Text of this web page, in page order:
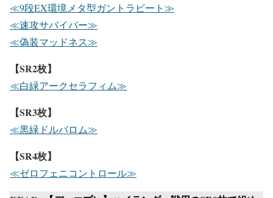
≪9段EX環境メタ型ガントラビート≫
≪速攻サバイバー≫
≪偽装マッドネス≫
【SR2枚】
≪白緑アークセラフィム≫
【SR3枚】
≪黒緑ドルバロム≫
【SR4枚】
≪ゼロフェニコントロール≫